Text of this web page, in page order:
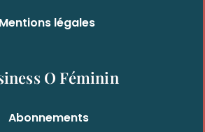
Mentions légales
O Féminin
Abonnements